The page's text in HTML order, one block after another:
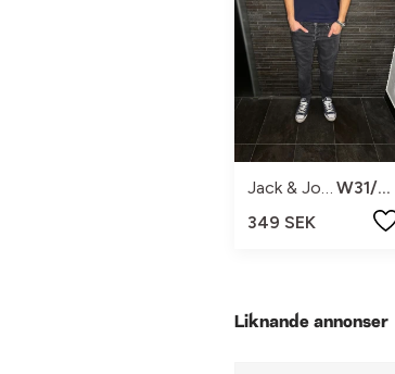
Jack & Jones
W31/L32
349 SEK
Liknande annonser